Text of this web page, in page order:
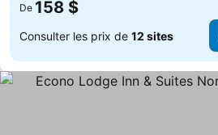
De 158 $
Consulter les prix de 12 sites